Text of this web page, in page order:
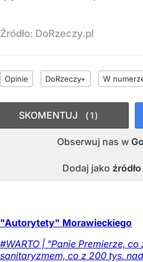
Źródło: DoRzeczy.pl
Opinie DoRzeczy+ W
Obserwuj nas w
Dodaj jako
SKOMENTUJ 1
"Autorytety" Morawieckiego
#WARTO | "Panie Premierze, co
sanitaryzmem, co z 200 tys.